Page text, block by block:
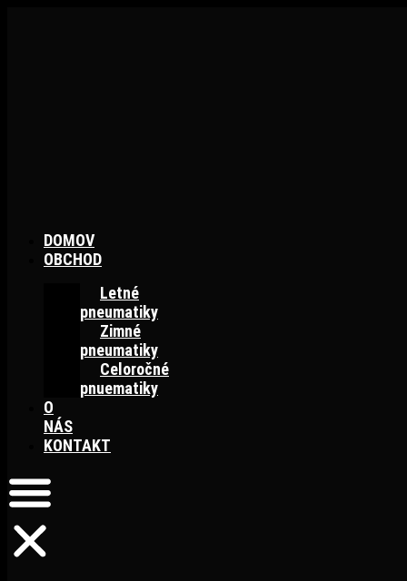
DOMOV
OBCHOD
Letné
pneumatiky
Zimné
pneumatiky
Celoročné
pnuematiky
O
NÁS
KONTAKT